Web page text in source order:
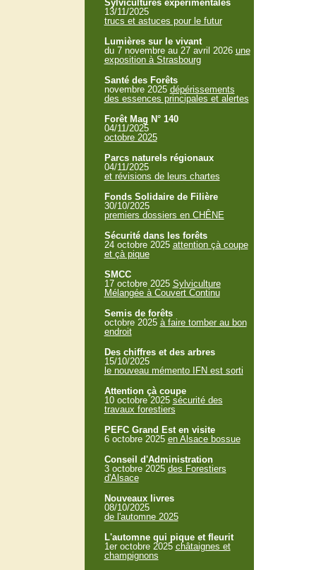
Sylvicultures expérimentales
13/11/2025
trucs et astuces pour le futur
Lumières sur le vivant
du 7 novembre au 27 avril 2026 une
exposition à Strasbourg
Santé des Forêts
novembre 2025 dépérissements
des essences principales et alertes
Forêt Mag N° 140
04/11/2025
octobre 2025
Parcs naturels régionaux
04/11/2025
et révisions de leurs chartes
Fonds Solidaire de Filière
30/10/2025
premiers dossiers en CHÊNE
Sécurité dans les forêts
24 octobre 2025 attention çà coupe
et çà pique
SMCC
17 octobre 2025 Sylviculture
Mélangée à Couvert Continu
Semis de forêts
octobre 2025 à faire tomber au bon
endroit
Des chiffres et des arbres
15/10/2025
le nouveau mémento IFN est sorti
Attention çà coupe
10 octobre 2025 sécurité des
travaux forestiers
PEFC Grand Est en visite
6 octobre 2025 en Alsace bossue
Conseil d'Administration
3 octobre 2025 des Forestiers
d'Alsace
Nouveaux livres
08/10/2025
de l'automne 2025
L'automne qui pique et fleurit
1er octobre 2025 châtaignes et
champignons